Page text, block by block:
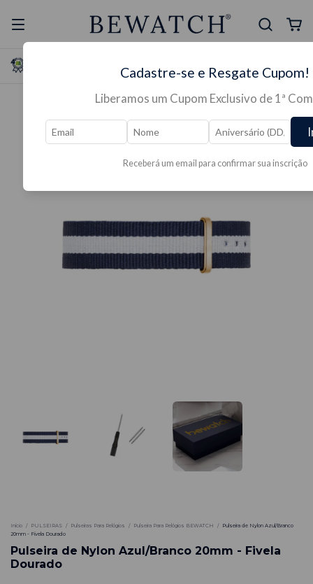
Lojas Físicas
Início / PULSEIRAS / Pulseiras Para Relógios / Pulseira Para Relógios BEWATCH /
Pulseira de Nylon Azul/Branco
20mm - Fivela Dourado
Pulseira de Nylon Azul/Branco 20mm - Fivela
Dourado
Cadastre-se e Resgate Cupom!
Liberamos um Cupom Exclusivo de 1ª
Receberá um email para confirmar sua inscrição